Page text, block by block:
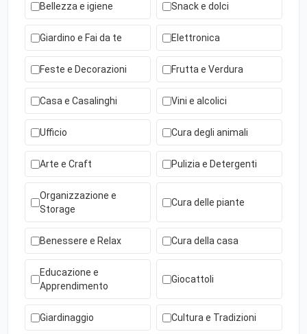
Bellezza e igiene Snack e dolci
Giardino e Fai da te Elettronica
Feste e Decorazioni Frutta e Verdura
Casa e Casalinghi Vini e alcolici
Ufficio Cura degli animali
Arte e Craft Pulizia e Detergenti
Organizzazione e
Storage
Cura delle piante
Benessere e Relax Cura della casa
Educazione e
Apprendimento
Giocattoli
Giardinaggio Cultura e Tradizioni